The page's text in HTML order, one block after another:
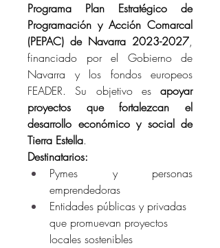
Programa Plan Estratégico de
Programación y Acción Comarcal
(PEPAC) de Navarra 2023-2027,
financiado por el Gobierno de
Navarra y los fondos europeos
FEADER. Su objetivo es apoyar
proyectos que fortalezcan el
desarrollo económico y social de
Tierra Estella.
Destinatarios:
Pymes y personas
emprendedoras
Entidades públicas y privadas
que promuevan proyectos
locales sostenibles